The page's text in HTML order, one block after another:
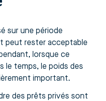
sur une période
peut rester acceptable
lorsque ce
le temps, le poids des
important.
des prêts privés sont